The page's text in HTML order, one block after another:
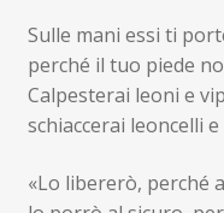
Sulle mani essi ti
perché il tuo piede
Calpesterai leoni e
schiaccerai leoncelli
«Lo libererò, perché